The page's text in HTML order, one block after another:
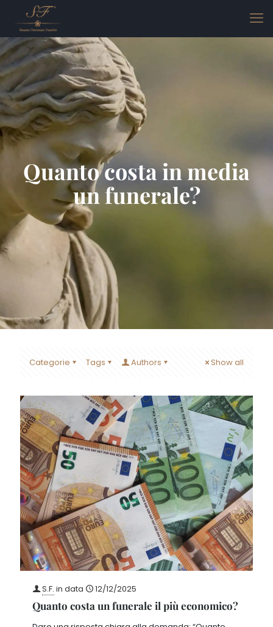
Quanto costa in media
un funerale?
Categorie Tags Authors Show all
S.F. in data 12/12/2025
Quanto costa un funerale il più economico?